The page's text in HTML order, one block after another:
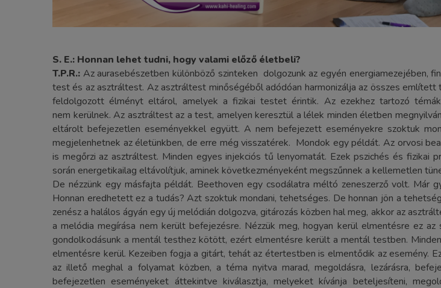
S. E.: Honnan lehet tudni, hogy valami előző életbeli?
T.P.R.: Az aurasebészetben különböző szinteken dolgozunk az egyén
test és az asztráltest. Az asztráltest minőségéből adódóan harmonizálja az összes
feldolgozott élményt eltárol, amelyek a fizikai testet érintik. Az ezekhez tartozó
nem kerülnek. Az asztráltest az a test, amelyen keresztül a lélek minden életben
eltárolt befejezetlen eseményekkel együtt. A nem befejezett eseményekre szoktuk
megjelenhetnek az életünkben, de erre még visszatérek. Mondok egy példát. Az orvosi
is megőrzi az asztráltest. Minden egyes injekciós tű lenyomatát. Ezek pszichés és fizikai
során energetikailag eltávolítjuk, aminek következményeként megszűnnek a kellemetlen
De nézzünk egy másfajta példát. Beethoven egy csodálatra méltó zeneszerző volt. Már
Honnan eredhetett ez a tudás? Azt szoktuk mondani, tehetséges. De honnan jön a
zenész a halálos ágyán egy új melódián dolgozva, gitározás közben hal meg, akkor az
a melódia megírása nem került befejezésre. Nézzük meg, hogyan kerül elmentésre ez
gondolkodásunk a mentál testhez kötött, ezért elmentésre került a mentál testben.
elmentésre kerül. Kezeiben fogja a gitárt, tehát az étertestben is elmentődik az esemény.
az illető meghal a folyamat közben, a téma nyitva marad, megoldásra, lezárásra,
befejezetlen eseményeket áttekintve kiválasztja, melyeket kívánja beteljesíteni,